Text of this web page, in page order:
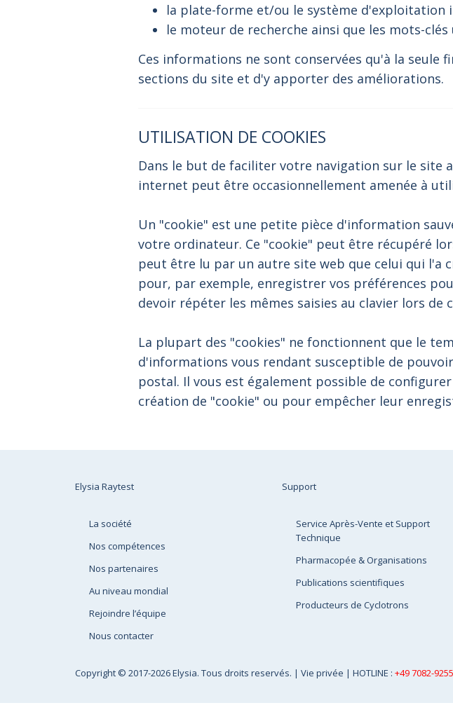
la plate-forme et/ou le système d'exploitation
le moteur de recherche ainsi que les mots-
Ces informations ne sont conservées qu'à la seule
sections du site et d'y apporter des améliorations.
UTILISATION DE COOKIES
Dans le but de faciliter votre navigation sur le site
internet peut être occasionnellement amenée à
Un "cookie" est une petite pièce d'information
votre ordinateur. Ce "cookie" peut être récupéré
peut être lu par un autre site web que celui qui l'a
pour, par exemple, enregistrer vos préférences
devoir répéter les mêmes saisies au clavier lors de
La plupart des "cookies" ne fonctionnent que le
d'informations vous rendant susceptible de
postal. Il vous est également possible de
création de "cookie" ou pour empêcher leur
Elysia Raytest
La société
Nos compétences
Nos partenaires
Au niveau mondial
Rejoindre l’équipe
Nous contacter
Support
Service Après-Vente et Support
Technique
Pharmacopée & Organisations
Publications scientifiques
Producteurs de Cyclotrons
Copyright © 2017-2026 Elysia. Tous droits reservés. | Vie privée | HOTLINE : +49 7082-